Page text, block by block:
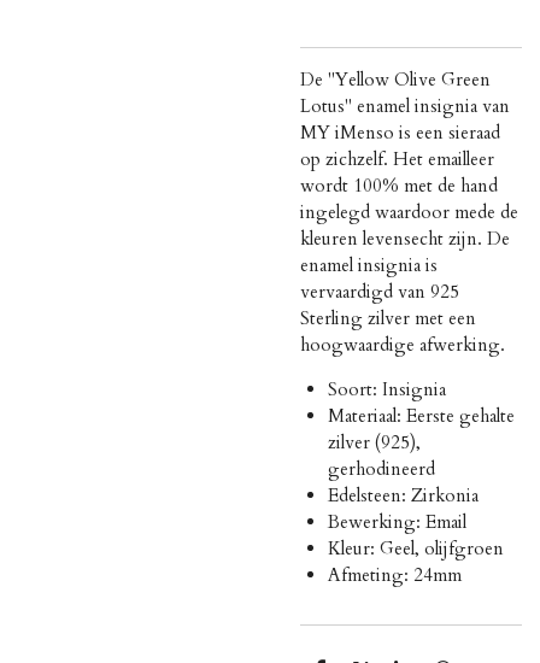
De "Yellow Olive Green
Lotus" enamel insignia van
MY iMenso is een sieraad
op zichzelf. Het emailleer
wordt 100% met de hand
ingelegd waardoor mede de
kleuren levensecht zijn. De
enamel insignia is
vervaardigd van 925
Sterling zilver met een
hoogwaardige afwerking.
Soort: Insignia
Materiaal: Eerste gehalte
zilver (925),
gerhodineerd
Edelsteen: Zirkonia
Bewerking: Email
Kleur: Geel, olijfgroen
Afmeting: 24mm